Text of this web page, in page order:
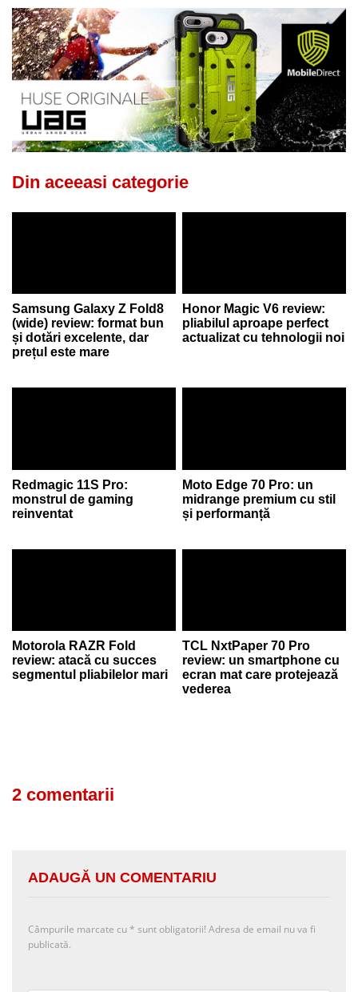
Din aceeasi categorie
Samsung Galaxy Z Fold8
(wide) review: format bun
și dotări excelente, dar
prețul este mare
Honor Magic V6 review:
pliabilul aproape perfect
actualizat cu tehnologii noi
Redmagic 11S Pro:
monstrul de gaming
reinventat
Moto Edge 70 Pro: un
midrange premium cu stil
și performanță
Motorola RAZR Fold
review: atacă cu succes
segmentul pliabilelor mari
TCL NxtPaper 70 Pro
review: un smartphone cu
ecran mat care protejează
vederea
2 comentarii
ADAUGĂ UN COMENTARIU
Câmpurile marcate cu * sunt obligatorii! Adresa de email nu va fi
publicată.